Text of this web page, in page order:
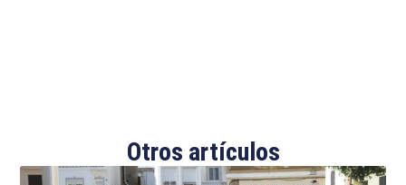
Otros artículos